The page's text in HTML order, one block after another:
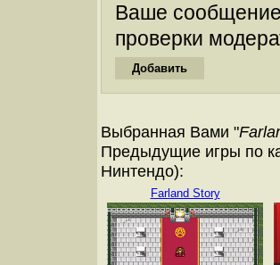
Ваше
проверки
Выбранная Вами "
Предыдущие игры по
Нинтендо):
Farland Story